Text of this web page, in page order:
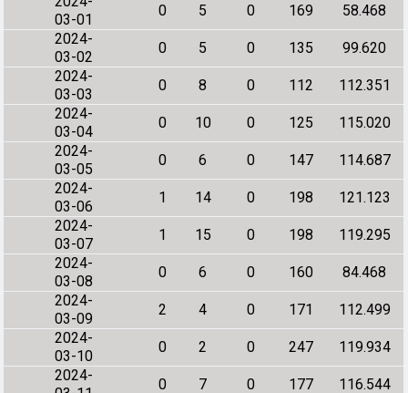
03-01
0 5 0 169
58.468
2024-
03-02
0 5 0 135
99.620
2024-
03-03
0 8 0 112
112.351
2024-
03-04
0 10 0 125
115.020
2024-
03-05
0 6 0 147
114.687
2024-
03-06
1 14 0 198
121.123
2024-
03-07
1 15 0 198
119.295
2024-
03-08
0 6 0 160
84.468
2024-
03-09
2 4 0 171
112.499
2024-
03-10
0 2 0 247
119.934
2024-
0 7 0 177
116.544